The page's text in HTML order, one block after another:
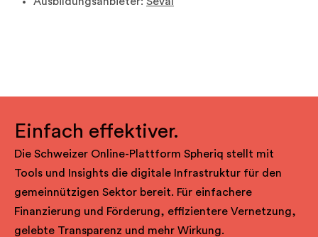
Einfach effektiver.
Die Schweizer Online-Plattform Spheriq stellt mit
Tools und Insights die digitale Infrastruktur für den
gemeinnützigen Sektor bereit. Für einfachere
Finanzierung und Förderung, effizientere Vernetzung,
gelebte Transparenz und mehr Wirkung.